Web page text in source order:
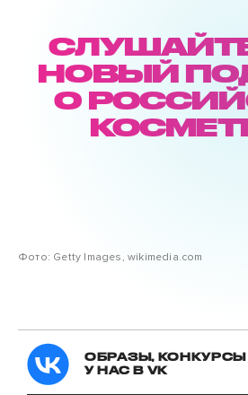
НОВЫЙ
О
Фото: Getty Images, wikimedia.com
ОБРАЗЫ,
У НАС В VK